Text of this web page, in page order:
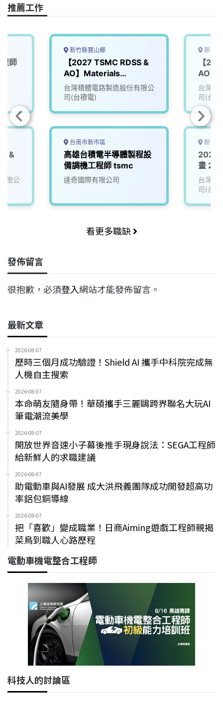
推薦工作
師
&
限公
新竹縣寶山鄉
【2027 TSMC RDSS &
AO】Materials
Management (MM)
台灣積體電路製造股份有限公
司(台積電)
台南市新市區
高雄台積電半導體製程設
備調機工程師 tsmc
達奇國際有限公司
新竹
【
AO】
台灣積
司(台
新竹
2027
畫
AO
台灣積
司(台
看更多職缺
發佈留言
很抱歉，必須登入網站才能發佈留言。
最新文章
2026-08-07
歷時三個月成功驗證！Shield AI 攜手中科院完成無
人機自主搜索
2026-08-07
本命萌友隨身帶！華碩攜手三麗鷗跨界聯名大玩AI
筆電潮流美學
2026-08-07
開放世界音速小子幕後推手現身說法：SEGA工程師
給新鮮人的求職建議
2026-08-07
助電動車與AI發展 成大洪飛義團隊成功開發超高功
率鋁包銅導線
2026-08-07
把「喜歡」變成職業！日商Aiming遊戲工程師親揭
菜鳥到職人心路歷程
電動車機電整合工程師
科技人的討論區